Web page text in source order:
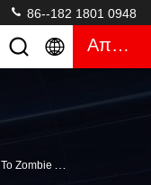
86--182 1801 0948
Απόσπασμα
Το Zombie Awaken IGS Mainboard GP1